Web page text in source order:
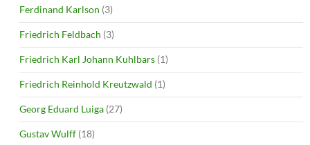
Ferdinand Karlson (3)
Friedrich Feldbach (3)
Friedrich Karl Johann Kuhlbars (1)
Friedrich Reinhold Kreutzwald (1)
Georg Eduard Luiga (27)
Gustav Wulff (18)